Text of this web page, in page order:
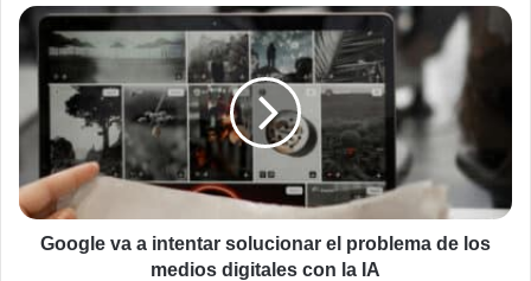
gratuita
Google
a
intentar
solucionar
el
problema
de
los
medios
Google va a intentar solucionar el problema de los
medios digitales con la IA